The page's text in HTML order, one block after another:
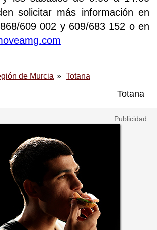
solicitar más información en
609 002 y 609/683 152 o en
de Murcia Totana
Totana